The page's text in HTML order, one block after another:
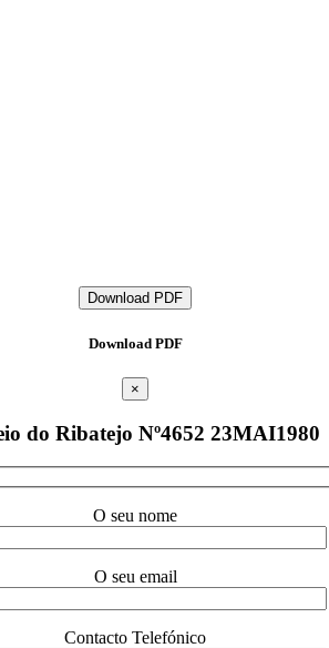
Download PDF
Download PDF
×
do Ribatejo Nº4652 23MAI1980
O seu nome
O seu email
Contacto Telefónico